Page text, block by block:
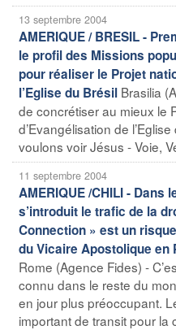
13 septembre 2004
AMERIQUE / BRESIL -
le profil des Missions
pour réaliser le Projet
l’Eglise du Brésil Brasilia
de concrétiser au mieux le
d’Evangélisation de
voulons voir Jésus - Voie,
11 septembre 2004
AMERIQUE /CHILI - Dans
s’introduit le trafic de la
Connection » est un
du Vicaire Apostolique en
Rome (Agence Fides) -
connu dans le reste du
en jour plus préoccupant.
important de transit pour la